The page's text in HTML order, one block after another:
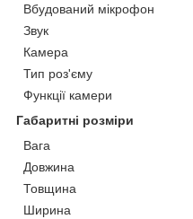
Вбудований мікрофон
Звук
Камера
Тип роз'єму
Функції камери
Габаритні розміри
Вага
Довжина
Товщина
Ширина